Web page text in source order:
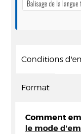
Balisage de la langue
Conditions
Format
Comment
le mode